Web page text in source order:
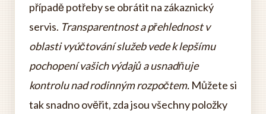
případě potřeby se obrátit na zákaznický
servis. Transparentnost a přehlednost v
oblasti vyúčtování služeb vede k lepšímu
pochopení vašich výdajů a usnadňuje
kontrolu nad rodinným rozpočtem. Můžete si
tak snadno ověřit, zda jsou všechny položky